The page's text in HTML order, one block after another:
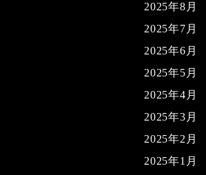
2025年8月
2025年7月
2025年6月
2025年5月
2025年4月
2025年3月
2025年2月
2025年1月